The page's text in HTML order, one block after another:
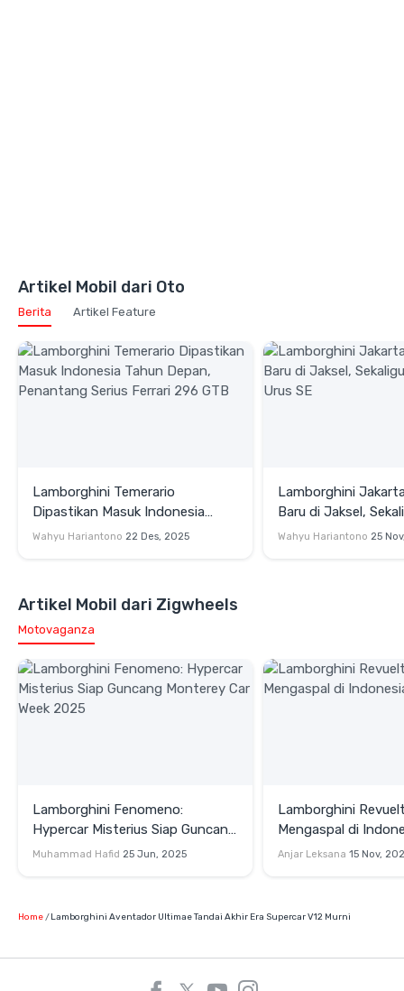
Artikel Mobil dari Oto
Berita Artikel Feature
Lamborghini Temerario
Dipastikan Masuk Indonesia
Tahun Depan, Penantang Serius
Wahyu Hariantono 22 Des, 2025
Lamborghini
Baru di Jaksel,
Perkenalkan Urus SE
Wahyu Hariantono 25
Artikel Mobil dari Zigwheels
Motovaganza
Lamborghini Fenomeno:
Hypercar Misterius Siap Guncang
Monterey Car Week 2025
Muhammad Hafid 25 Jun, 2025
Lamborghini
Mengaspal di
Anjar Leksana 15 Nov,
Home Lamborghini Aventador Ultimae Tandai Akhir Era Supercar V12 Murni